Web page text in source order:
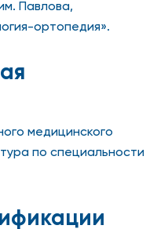
Павлова,
ортопедия».
медицинского
по специальности